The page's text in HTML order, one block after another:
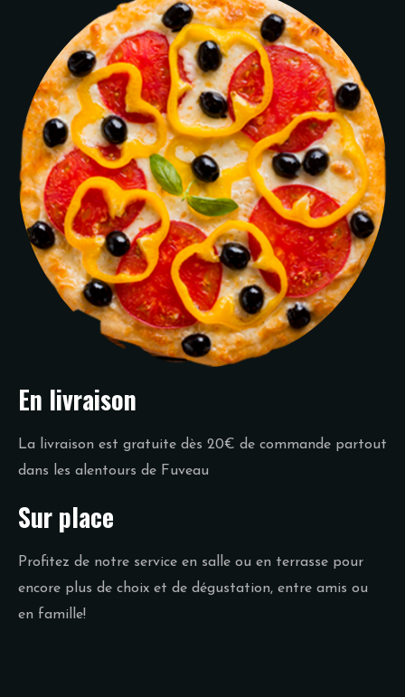
En livraison
La livraison est gratuite dès 20€ de commande partout
dans les alentours de Fuveau
Sur place
Profitez de notre service en salle ou en terrasse pour
encore plus de choix et de dégustation, entre amis ou
en famille!